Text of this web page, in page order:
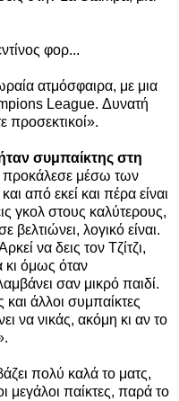
φορ...
ατμόσφαιρα, με μια
League. Δυνατή
προσεκτικοί».
συμπαίκτης στη
προκάλεσε μέσω των
από εκεί και πέρα είναι
γκολ στους καλύτερους,
βελτιώνει, λογικό είναι.
να δεις τον Τζίτζι,
κι όμως όταν
σαν μικρό παιδί.
και άλλοι συμπαίκτες
να νικάς, ακόμη κι αν το
πολύ καλά το ματς,
μεγάλοι παίκτες, παρά το